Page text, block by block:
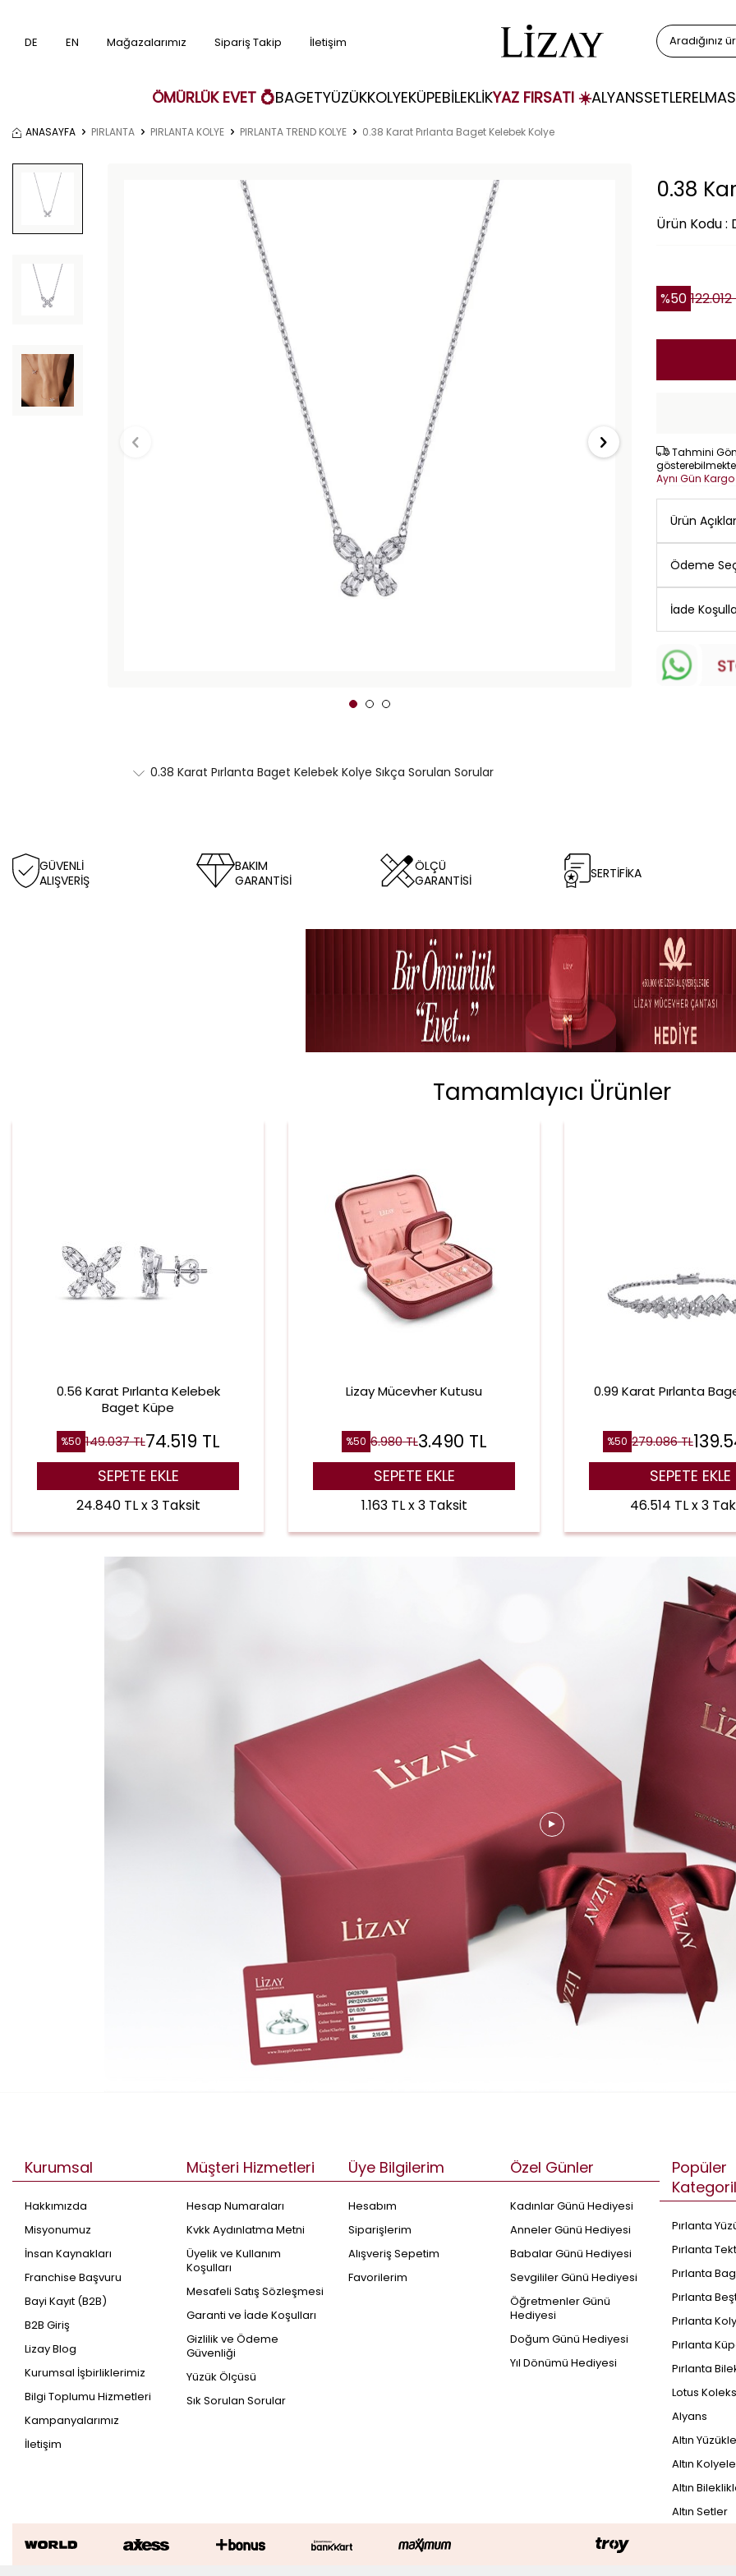
DE EN Mağazalarımız Sipariş Takip İletişim
ÖMÜRLÜK EVET 💍BAGETYÜZÜKKOLYEKÜPEBİLEKLİKYAZ FIRSATI ☀️ALYANSSETLERELMAS
ANASAYFA PIRLANTA PIRLANTA KOLYE PIRLANTA TREND KOLYE 0.38 Karat Pırlanta Baget Kelebek Kolye
0.38
Ürün Kodu :
%50 122.012
Tahmini
Aynı Gün Kargo
Ürün
Ödeme
İade
0.38 Karat Pırlanta Baget Kelebek Kolye Sıkça Sorulan Sorular
0.38 Karat Pırlanta Baget
GÜVENLİ
ALIŞVERİŞ
BAKIM
GARANTİSİ
ÖLÇÜ
GARANTİSİ
SERTİFİKA
Tamamlayıcı Ürünler
0.56 Karat Pırlanta Kelebek
Baget Küpe
%50 149.037TL74.519 TL
SEPETE EKLE
24.840 TL x 3 Taksit
Lizay Mücevher Kutusu
%50 6.980TL3.490 TL
SEPETE EKLE
1.163 TL x 3 Taksit
0.99 Karat Pırlanta
%50 279.086TL
SEPETE EKLE
46.514 TL x 3
Kurumsal
Hakkımızda
Misyonumuz
İnsan Kaynakları
Franchise Başvuru
Bayi Kayıt (B2B)
B2B Giriş
Lizay Blog
Kurumsal İşbirliklerimiz
Bilgi Toplumu Hizmetleri
Kampanyalarımız
İletişim
Müşteri Hizmetleri
Hesap Numaraları
Kvkk Aydınlatma Metni
Üyelik ve Kullanım
Koşulları
Mesafeli Satış Sözleşmesi
Garanti ve İade Koşulları
Gizlilik ve Ödeme
Güvenliği
Yüzük Ölçüsü
Sık Sorulan Sorular
Üye Bilgilerim
Hesabım
Siparişlerim
Alışveriş Sepetim
Favorilerim
Özel Günler
Kadınlar Günü Hediyesi
Anneler Günü Hediyesi
Babalar Günü Hediyesi
Sevgililer Günü Hediyesi
Öğretmenler Günü
Hediyesi
Doğum Günü Hediyesi
Yıl Dönümü Hediyesi
Popüler
Pırlanta
Pırlanta
Pırlanta
Pırlanta
Pırlanta
Pırlanta
Pırlanta
Lotus
Alyans
Altın
Altın
Altın
Altın Setler